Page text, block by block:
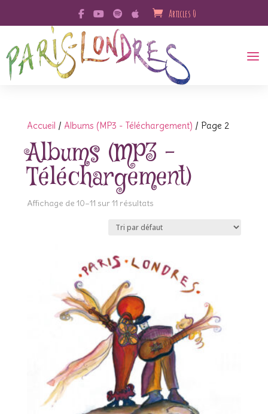
Articles 0
Accueil / Albums (MP3 - Téléchargement) / Page 2
Albums (MP3 -
Téléchargement)
Affichage de 10–11 sur 11 résultats